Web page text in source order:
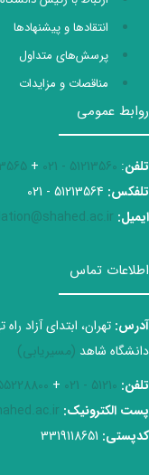
انتقادها و پیشنهادها
پرسش‌های متداول
مناقصات و مزایدات
روابط عمومی
تلفن:
51213560 - 021
+
- 021
تلفکس:
ایمیل:
اطلاعات تماس
آدرس: تهران، ابتدای آزاد
دانشگاه شاهد (مسیریابی)
تلفن: 51210 - 021
+
- 021
پست الکترونیک:
کدپستی: